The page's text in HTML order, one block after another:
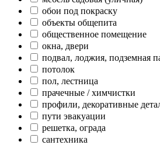
обои под покраску
объекты общепита
общественное помещение
окна, двери
подвал, лоджия, подземная
потолок
пол, лестница
прачечные / химчистки
профили, декоративные
пути эвакуации
решетка, ограда
сантехника